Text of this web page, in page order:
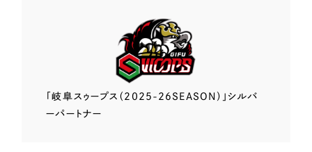
「岐阜スゥープス （2025-26SEASON）」 シルバ
ーパートナー